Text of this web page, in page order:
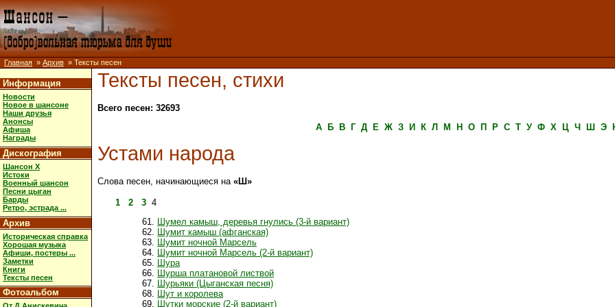
Главная » Архив » Тексты песен
Информация
Новости
Новое в шансоне
Наши друзья
Анонсы
Афиша
Награды
Дискография
Шансон X
Истоки
Военный шансон
Песни цыган
Барды
Ретро, эстрада ...
Архив
Историческая справка
Хорошая музыка
Афиши, постеры ...
Заметки
Книги
Тексты песен
Фотоальбом
Тексты песен, стихи
Всего песен: 32693
А
Б В Г Д Е Ж З И К Л М Н О П Р С Т У Ф Х Ц Ч Ш Э
Устами народа
Слова песен, начинающиеся на «Ш»
1 2 3 4
Шумел камыш, деревья гнулись (3-й вариант)
Шумит камыш (афганская)
Шумит ночной Марсель
Шумит ночной Марсель (2-й вариант)
Шура
Шурша платановой листвой
Шурьяки (Цыганская песня)
Шут и королева
Шутки морские (2-й вариант)